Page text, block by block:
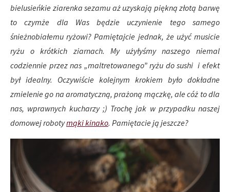
bielusieńkie ziarenka sezamu aż uzyskają piękną złotą barwę
to czymże dla Was będzie uczynienie tego samego
śnieżnobiałemu ryżowi? Pamiętajcie jednak, że użyć musicie
ryżu o krótkich ziarnach. My użyłyśmy naszego niemal
codziennie przez nas „maltretowanego” ryżu do sushi i efekt
był idealny. Oczywiście kolejnym krokiem było dokładne
zmielenie go na aromatyczną, prażoną mączkę, ale cóż to dla
nas, wprawnych kucharzy ;) Trochę jak w przypadku naszej
domowej robotymąki kinako. Pamiętacie ją jeszcze?